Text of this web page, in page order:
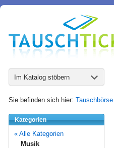
Im Katalog stöbern
Sie befinden sich hier: Tauschbörse
Kategorien
« Alle Kategorien
Musik